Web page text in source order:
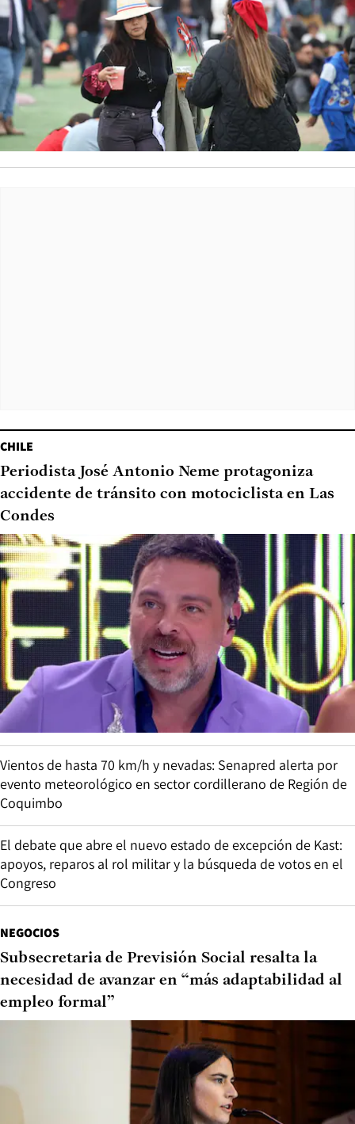
CHILE
Periodista José Antonio Neme protagoniza
accidente de tránsito con motociclista en Las
Condes
Vientos de hasta 70 km/h y nevadas: Senapred alerta por
evento meteorológico en sector cordillerano de Región de
Coquimbo
El debate que abre el nuevo estado de excepción de Kast:
apoyos, reparos al rol militar y la búsqueda de votos en el
Congreso
NEGOCIOS
Subsecretaria de Previsión Social resalta la
necesidad de avanzar en “más adaptabilidad al
empleo formal”